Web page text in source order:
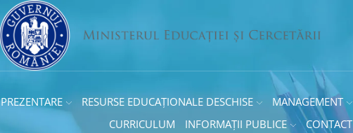
PREZENTARE RESURSE EDUCAȚIONALE DESCHISE
MANAGEMENT
CURRICULUM
INFORMAȚII PUBLICE CONTACT